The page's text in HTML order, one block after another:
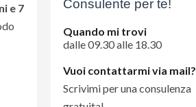
e 7
Consulente per te!
Quando mi trovi
dalle 09.30 alle 18.30
Vuoi contattarmi via mail?
Scrivimi per una consulenza